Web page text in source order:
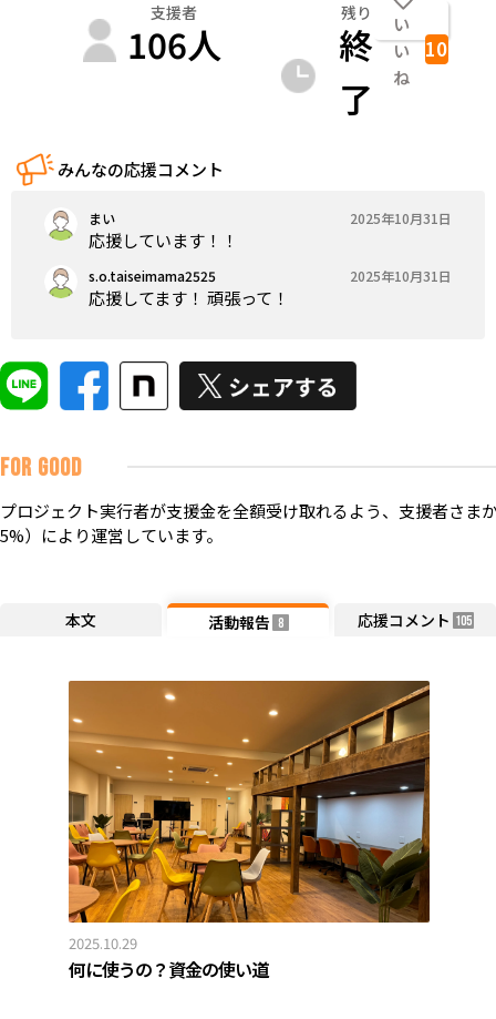
支援者
106人
残り
終
了
い
い
ね
10
みんなの応援コメント
まい 2025年10月31日
応援しています！！
s.o.taiseimama2525 2025年10月31日
応援してます！ 頑張って！
FOR GOOD
プロジェクト実行者が支援金を全額受け取れるよう、支援者さま
5%）により運営しています。
本文 活動報告 8 応援コメント 105
2025.10.29
何に使うの？資金の使い道